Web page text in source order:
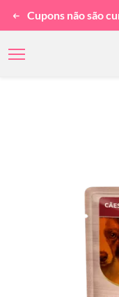
Cupons não são